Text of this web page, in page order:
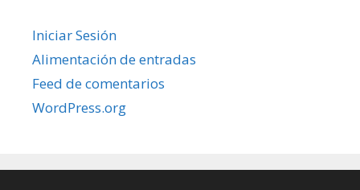
Iniciar Sesión
Alimentación de entradas
Feed de comentarios
WordPress.org